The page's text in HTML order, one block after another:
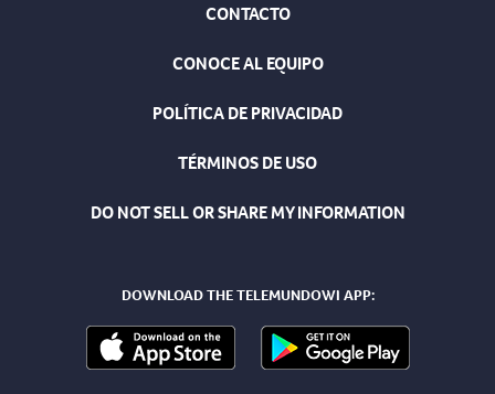
CONTACTO
CONOCE AL EQUIPO
POLÍTICA DE PRIVACIDAD
TÉRMINOS DE USO
DO NOT SELL OR SHARE MY INFORMATION
DOWNLOAD THE TELEMUNDOWI APP: